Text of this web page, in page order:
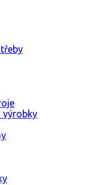
výrobky